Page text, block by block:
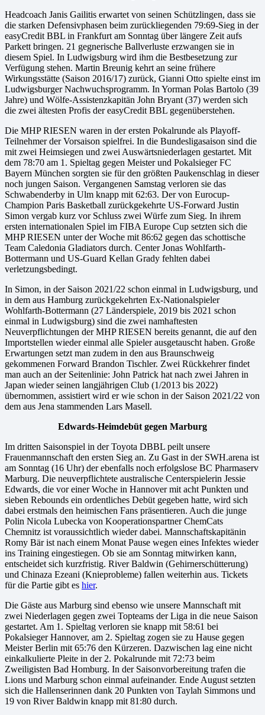
Headcoach Janis Gailitis erwartet von seinen Schützlingen, dass sie
die starken Defensivphasen beim zurückliegenden 79:69-Sieg in der
easyCredit BBL in Frankfurt am Sonntag über längere Zeit aufs
Parkett bringen. 21 gegnerische Ballverluste erzwangen sie in
diesem Spiel. In Ludwigsburg wird ihm die Bestbesetzung zur
Verfügung stehen. Martin Breunig kehrt an seine frühere
Wirkungsstätte (Saison 2016/17) zurück, Gianni Otto spielte einst im
Ludwigsburger Nachwuchsprogramm. In Yorman Polas Bartolo (39
Jahre) und Wölfe-Assistenzkapitän John Bryant (37) werden sich
die zwei ältesten Profis der easyCredit BBL gegenüberstehen.
Die MHP RIESEN waren in der ersten Pokalrunde als Playoff-
Teilnehmer der Vorsaison spielfrei. In die Bundesligasaison sind die
mit zwei Heimsiegen und zwei Auswärtsniederlagen gestartet. Mit
dem 78:70 am 1. Spieltag gegen Meister und Pokalsieger FC
Bayern München sorgten sie für den größten Paukenschlag in dieser
noch jungen Saison. Vergangenen Samstag verloren sie das
Schwabenderby in Ulm knapp mit 62:63. Der von Eurocup-
Champion Paris Basketball zurückgekehrte US-Forward Justin
Simon vergab kurz vor Schluss zwei Würfe zum Sieg. In ihrem
ersten internationalen Spiel im FIBA Europe Cup setzten sich die
MHP RIESEN unter der Woche mit 86:62 gegen das schottische
Team Caledonia Gladiators durch. Center Jonas Wohlfarth-
Bottermann und US-Guard Kellan Grady fehlten dabei
verletzungsbedingt.
In Simon, in der Saison 2021/22 schon einmal in Ludwigsburg, und
in dem aus Hamburg zurückgekehrten Ex-Nationalspieler
Wohlfarth-Bottermann (27 Länderspiele, 2019 bis 2021 schon
einmal in Ludwigsburg) sind die zwei namhaftesten
Neuverpflichtungen der MHP RIESEN bereits genannt, die auf den
Importstellen wieder einmal alle Spieler ausgetauscht haben. Große
Erwartungen setzt man zudem in den aus Braunschweig
gekommenen Forward Brandon Tischler. Zwei Rückkehrer findet
man auch an der Seitenlinie: John Patrick hat nach zwei Jahren in
Japan wieder seinen langjährigen Club (1/2013 bis 2022)
übernommen, assistiert wird er wie schon in der Saison 2021/22 von
dem aus Jena stammenden Lars Masell.
Edwards-Heimdebüt gegen Marburg
Im dritten Saisonspiel in der Toyota DBBL peilt unsere
Frauenmannschaft den ersten Sieg an. Zu Gast in der SWH.arena ist
am Sonntag (16 Uhr) der ebenfalls noch erfolgslose BC Pharmaserv
Marburg. Die neuverpflichtete australische Centerspielerin Jessie
Edwards, die vor einer Woche in Hannover mit acht Punkten und
sieben Rebounds ein ordentliches Debüt gegeben hatte, wird sich
dabei erstmals den heimischen Fans präsentieren. Auch die junge
Polin Nicola Lubecka von Kooperationspartner ChemCats
Chemnitz ist voraussichtlich wieder dabei. Mannschaftskapitänin
Romy Bär ist nach einem Monat Pause wegen eines Infektes wieder
ins Training eingestiegen. Ob sie am Sonntag mitwirken kann,
entscheidet sich kurzfristig. River Baldwin (Gehirnerschütterung)
und Chinaza Ezeani (Knieprobleme) fallen weiterhin aus. Tickets
für die Partie gibt es hier.
Die Gäste aus Marburg sind ebenso wie unsere Mannschaft mit
zwei Niederlagen gegen zwei Topteams der Liga in die neue Saison
gestartet. Am 1. Spieltag verloren sie knapp mit 58:61 bei
Pokalsieger Hannover, am 2. Spieltag zogen sie zu Hause gegen
Meister Berlin mit 65:76 den Kürzeren. Dazwischen lag eine nicht
einkalkulierte Pleite in der 2. Pokalrunde mit 72:73 beim
Zweiligisten Bad Homburg. In der Saisonvorbereitung trafen die
Lions und Marburg schon einmal aufeinander. Ende August setzten
sich die Hallenserinnen dank 20 Punkten von Taylah Simmons und
19 von River Baldwin knapp mit 81:80 durch.